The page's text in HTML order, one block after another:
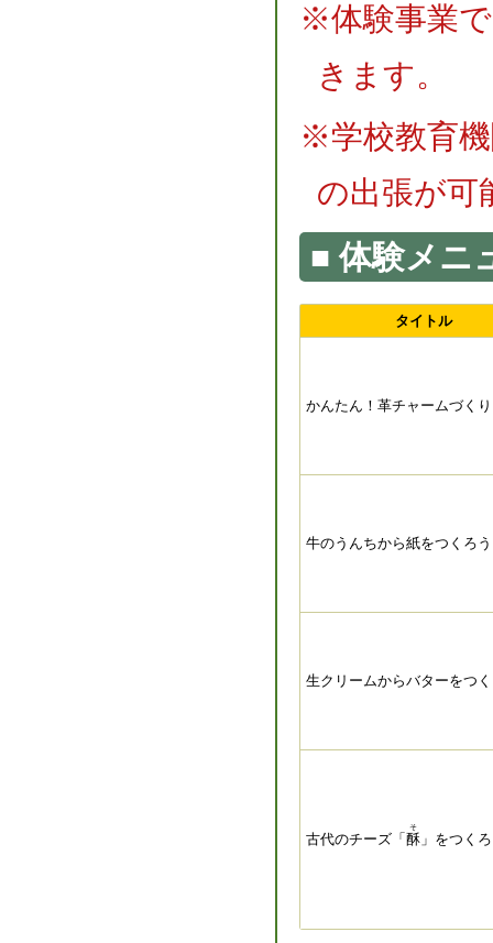
※体験事業
きます。
※学校教育
の出張が可
体験メニ
タイトル
かんたん！革チャームづくり
牛のうんちから紙をつくろ
生クリームからバターをつ
古代のチーズ「 酥
そ
」をつく